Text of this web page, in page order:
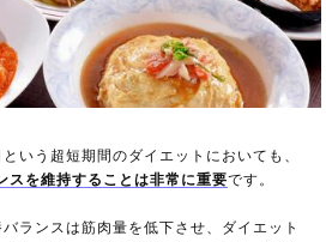
いう超短期間のダイエットにおいても、
スを維持することは非常に重要です。
ランスは筋肉量を低下させ、ダイエット